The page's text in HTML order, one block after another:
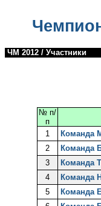
ЧМ 2012 / Участники
№ п/
п
1
Команда
2
Команда
3
Команда
4
Команда
5
Команда